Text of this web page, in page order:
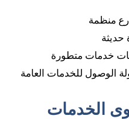
منظمة
حديثة
خدمات متطورة
الوصول للخدمات العامة